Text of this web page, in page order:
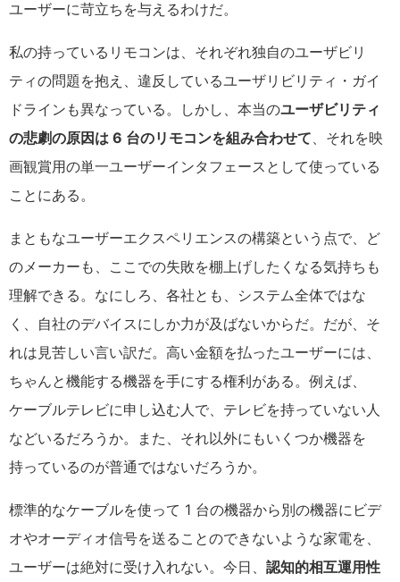
ユーザーに苛立ちを与えるわけだ。
私の持っているリモコンは、それぞれ独自のユーザビリ
ティの問題を抱え、違反しているユーザリビリティ・ガイ
ドラインも異なっている。しかし、本当のユーザビリティ
の悲劇の原因は 6 台のリモコンを組み合わせて、それを映
画観賞用の単一ユーザーインタフェースとして使っている
ことにある。
まともなユーザーエクスペリエンスの構築という点で、ど
のメーカーも、ここでの失敗を棚上げしたくなる気持ちも
理解できる。なにしろ、各社とも、システム全体ではな
く、自社のデバイスにしか力が及ばないからだ。だが、そ
れは見苦しい言い訳だ。高い金額を払ったユーザーには、
ちゃんと機能する機器を手にする権利がある。例えば、
ケーブルテレビに申し込む人で、テレビを持っていない人
などいるだろうか。また、それ以外にもいくつか機器を
持っているのが普通ではないだろうか。
標準的なケーブルを使って 1 台の機器から別の機器にビデ
オやオーディオ信号を送ることのできないような家電を、
ユーザーは絶対に受け入れない。今日、 認知的相互運用性